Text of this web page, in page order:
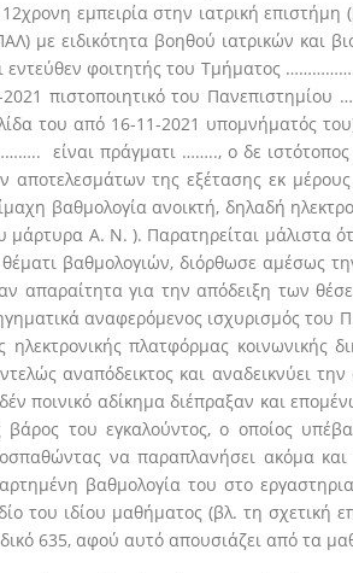
εμπειρία στην ιατρική επιστήμη
με ειδικότητα βοηθού ιατρικών και
εντεύθεν φοιτητής του Τμήματος
2021 πιστοποιητικό του
του από 16-11-2021 υπομνήματός
είναι πράγματι …….., ο δε
αποτελεσμάτων της εξέτασης εκ
βαθμολογία ανοικτή, δηλαδή
μάρτυρα Α. Ν. ). Παρατηρείται μάλιστα
βαθμολογιών, διόρθωσε αμέσως
απαραίτητα για την απόδειξη των
αναφερόμενος ισχυρισμός του
ηλεκτρονικής πλατφόρμας κοινωνικής
αναπόδεικτος και αναδεικνύει
ποινικό αδίκημα διέπραξαν και
βάρος του εγκαλούντος, ο οποίος
να παραπλανήσει ακόμα και
βαθμολογία του στο
του ιδίου μαθήματος (βλ. τη σχετική
635, αφού αυτό απουσιάζει από τα